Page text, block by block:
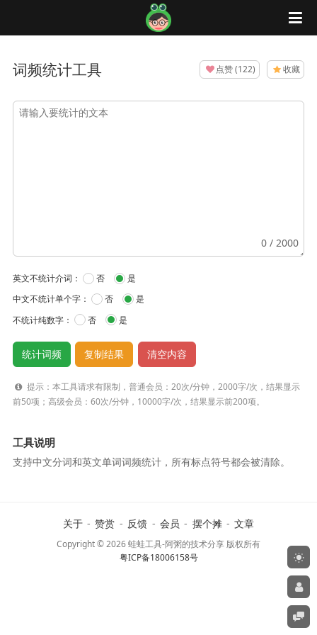
词频统计工具 点赞(122) 收藏
0 / 2000
英文不统计介词： 否
是
中文不统计单个字：
否
是
不统计纯数字：
否 是
提示：本工具请求有限制，普通会员：20次/分钟，2000字/次，结果显示
前50项；高级会员：60次/分钟，10000字/次，结果显示前200项。
工具说明
支持中文分词和英文单词词频统计，所有标点符号都会被清除。
关于 - 赞赏 - 反馈 - 会员 - 摆个摊 - 文章
Copyright © 2026 蛙蛙工具-阿粥的技术分享 版权所有
粤ICP备18006158号